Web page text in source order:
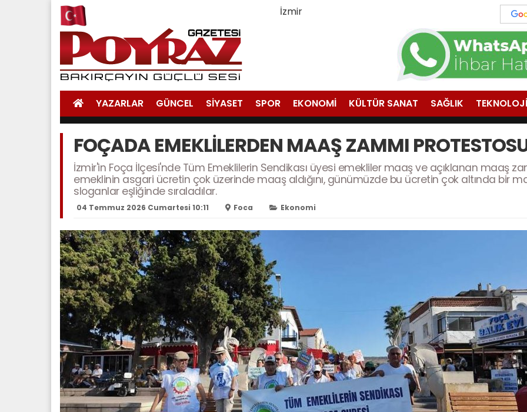
İzmir
YAZARLAR GÜNCEL SİYASET SPOR EKONOMİ KÜLTÜR SANAT SAĞLIK TEKNOLOJİ
FOÇADA EMEKLİLERDEN MAAŞ ZAMMI
İzmir'in Foça İlçesi'nde Tüm Emeklilerin Sendikası üyesi emekliler maaş ve açıklanan maaş
emeklinin asgari ücretin çok üzerinde maaş aldığını, günümüzde bu ücretin çok altında bir
sloganlar eşliğinde sıraladılar.
04 Temmuz 2026 Cumartesi 10:11 Foca Ekonomi